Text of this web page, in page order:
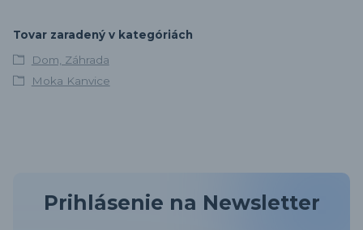
Tovar zaradený v kategóriách
Dom, Záhrada
Moka Kanvice
Prihlásenie na Newsletter